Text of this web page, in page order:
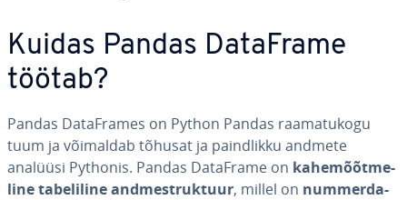
Kuidas Pandas DataFrame
töötab?
Pandas Da­taF­ra­mes on Python Pandas raa­ma­tu­kogu
tuum ja võimaldab tõhusat ja paind­likku andmete
analüüsi Pythonis. Pandas DataFrame on ka­he­mõõt­me­
line ta­be­li­line and­me­st­ruk­tuur, millel on num­mer­da­